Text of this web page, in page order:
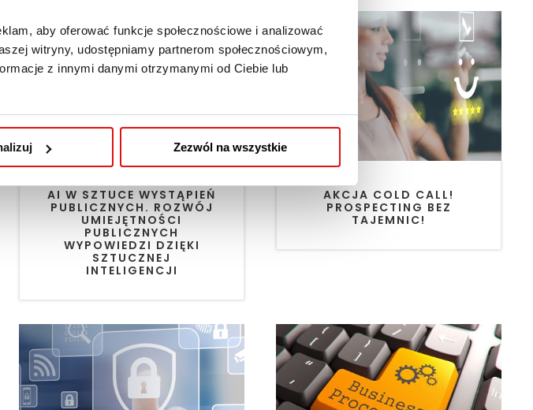
aby oferować funkcje społecznościowe i analizować
witryny, udostępniamy partnerom społecznościowym,
z innymi danymi otrzymanymi od Ciebie lub
Zezwól na wszystkie
AI W SZTUCE WYSTĄPIEŃ
PUBLICZNYCH. ROZWÓJ
UMIEJĘTNOŚCI
PUBLICZNYCH
WYPOWIEDZI DZIĘKI
SZTUCZNEJ
INTELIGENCJI
AKCJA COLD CALL!
PROSPECTING BEZ
TAJEMNIC!